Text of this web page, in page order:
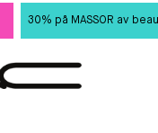
30% på MASSOR av